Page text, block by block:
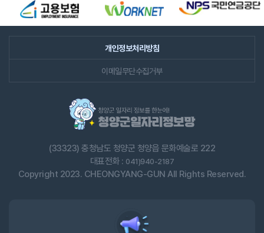
슬라이드
개인정보처리방침
이메일무단수집거부
(33323) 충청남도 청양군 청양읍 문화예술로 222
대표전화 : 041)940-2187
Copyright 2023. CHEONGYANG-GUN All Rights Reserved.